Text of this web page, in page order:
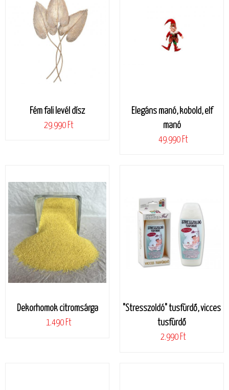
Fém fali levél dísz
29.990 Ft
Elegáns manó, kobold, elf
manó
49.990 Ft
Dekorhomok citromsárga
1.490 Ft
"Stresszoldó" tusfürdő, vicces
tusfürdő
2.990 Ft